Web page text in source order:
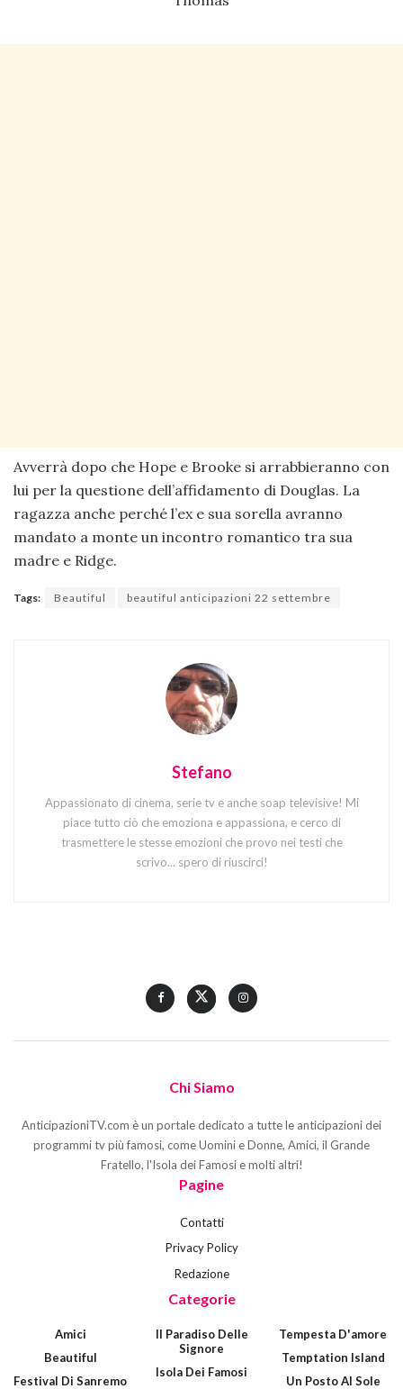
Avverrà dopo che Hope e Brooke si arrabbieranno con
lui per la questione dell’affidamento di Douglas. La
ragazza anche perché l’ex e sua sorella avranno
mandato a monte un incontro romantico tra sua
madre e Ridge.
Tags: Beautiful beautiful anticipazioni 22 settembre
Stefano
Appassionato di cinema, serie tv e anche soap televisive! Mi
piace tutto ciò che emoziona e appassiona, e cerco di
trasmettere le stesse emozioni che provo nei testi che
scrivo... spero di riuscirci!
Chi Siamo
AnticipazioniTV.com è un portale dedicato a tutte le anticipazioni dei
programmi tv più famosi, come Uomini e Donne, Amici, il Grande
Fratello, l'Isola dei Famosi e molti altri!
Pagine
Contatti
Privacy Policy
Redazione
Categorie
Amici
Beautiful
Festival Di Sanremo
Il Paradiso Delle
Signore
Isola Dei Famosi
Tempesta D'amore
Temptation Island
Un Posto Al Sole